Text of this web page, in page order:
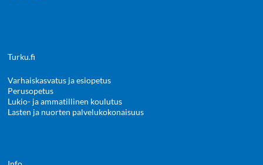
Turku.fi
Varhaiskasvatus ja esiopetus
Perusopetus
Lukio- ja ammatillinen koulutus
Lasten ja nuorten palvelukokonaisuus